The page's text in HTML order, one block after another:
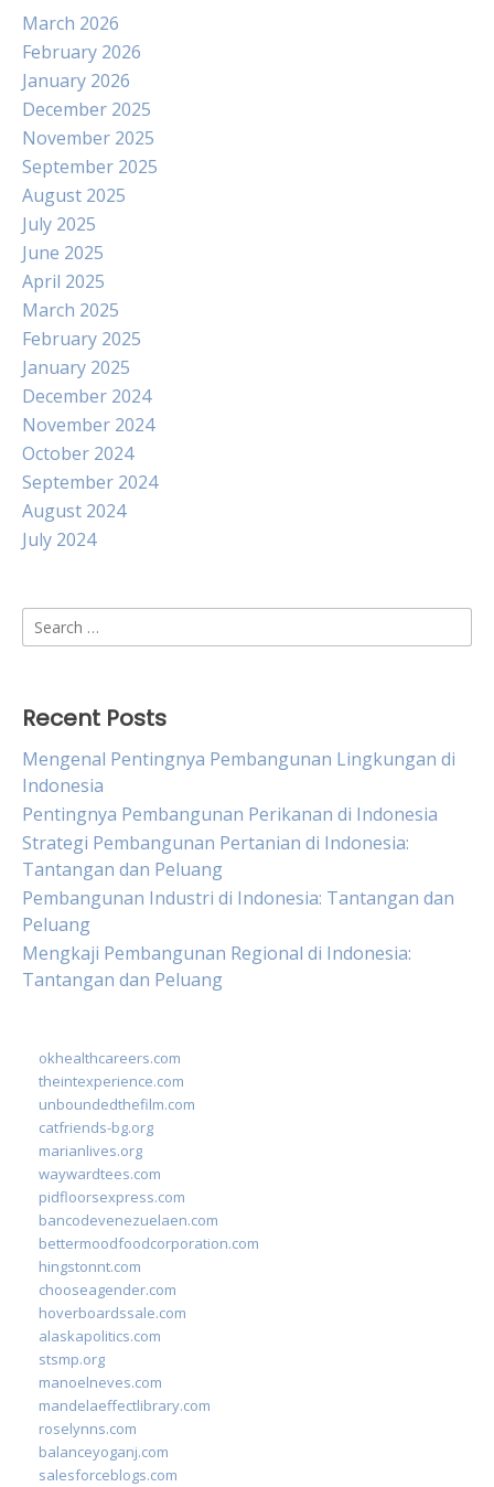
March 2026
February 2026
January 2026
December 2025
November 2025
September 2025
August 2025
July 2025
June 2025
April 2025
March 2025
February 2025
January 2025
December 2024
November 2024
October 2024
September 2024
August 2024
July 2024
Search
for:
Recent Posts
Mengenal Pentingnya Pembangunan Lingkungan di
Indonesia
Pentingnya Pembangunan Perikanan di Indonesia
Strategi Pembangunan Pertanian di Indonesia:
Tantangan dan Peluang
Pembangunan Industri di Indonesia: Tantangan dan
Peluang
Mengkaji Pembangunan Regional di Indonesia:
Tantangan dan Peluang
okhealthcareers.com
theintexperience.com
unboundedthefilm.com
catfriends-bg.org
marianlives.org
waywardtees.com
pidfloorsexpress.com
bancodevenezuelaen.com
bettermoodfoodcorporation.com
hingstonnt.com
chooseagender.com
hoverboardssale.com
alaskapolitics.com
stsmp.org
manoelneves.com
mandelaeffectlibrary.com
roselynns.com
balanceyoganj.com
salesforceblogs.com